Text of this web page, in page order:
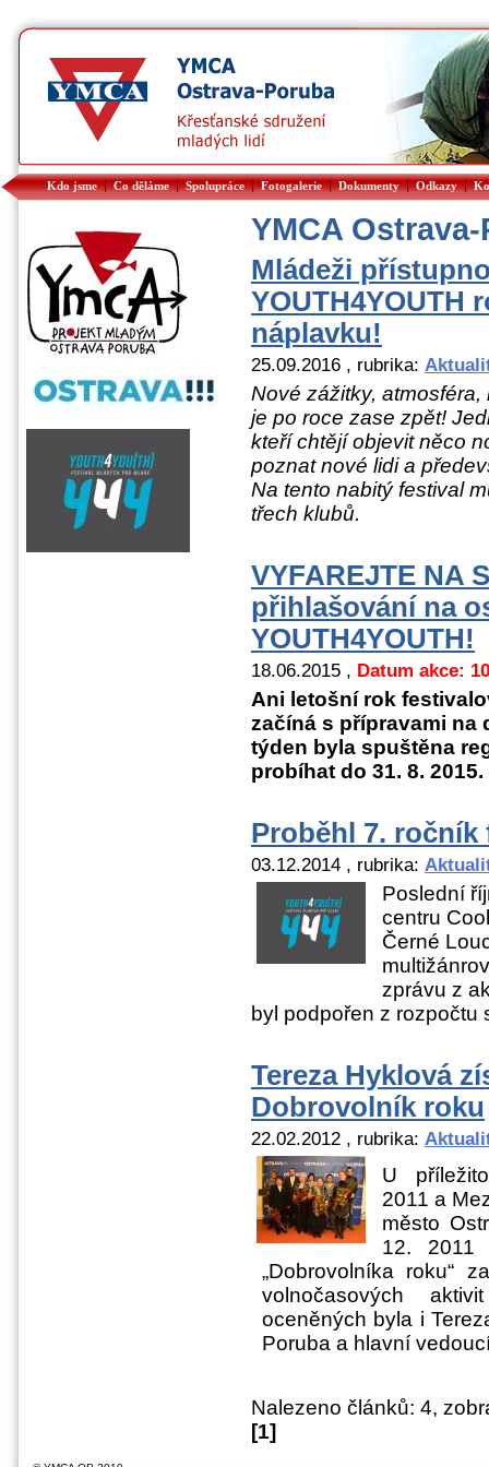
YMCA
Mládeži
YOUTH4YOUTH
náplavku!
25.09.2016 , rubrika:
Nové zážitky, atmosféra,
je po roce zase zpět!
kteříchtějí objevit něco
poznat nové lidi a
Na tento nabitý festival
třech klubů.
VYFAREJTE NA
přihlašování na
YOUTH4YOUTH!
18.06.2015 , Datum akce:
Ani letošní rok
začíná s přípravami na
týden byla spuštěna
probíhat do 31. 8. 2015.
Proběhl 7. ročník
03.12.2014 , rubrika:
Poslední
centru
Černé
zprávu z
byl podpořen z
Tereza Hyklová
Dobrovolník roku
22.02.2012 , rubrika:
U
2011 a
město
12. 2011
„Dobrovolníka roku“
volnočasových
oceněných byla i
Poruba a hlavní
Nalezeno článků: 4,
[1]
Kdo jsme | Co děláme | Spolupráce | Fotogalerie | Dokumenty | Odkazy |